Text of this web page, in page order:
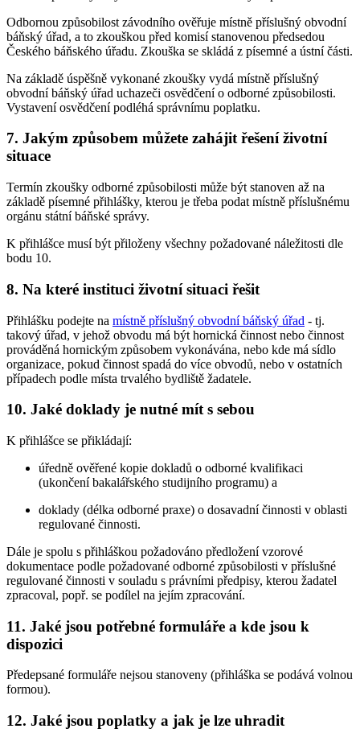
Odbornou způsobilost závodního ověřuje místně příslušný obvodní
báňský úřad, a to zkouškou před komisí stanovenou předsedou
Českého báňského úřadu. Zkouška se skládá z písemné a ústní části.
Na základě úspěšně vykonané zkoušky vydá místně příslušný
obvodní báňský úřad uchazeči osvědčení o odborné způsobilosti.
Vystavení osvědčení podléhá správnímu poplatku.
7. Jakým způsobem můžete zahájit řešení životní
situace
Termín zkoušky odborné způsobilosti může být stanoven až na
základě písemné přihlášky, kterou je třeba podat místně příslušnému
orgánu státní báňské správy.
K přihlášce musí být přiloženy všechny požadované náležitosti dle
bodu 10.
8. Na které instituci životní situaci řešit
Přihlášku podejte na místně příslušný obvodní báňský úřad - tj.
takový úřad, v jehož obvodu má být hornická činnost nebo činnost
prováděná hornickým způsobem vykonávána, nebo kde má sídlo
organizace, pokud činnost spadá do více obvodů, nebo v ostatních
případech podle místa trvalého bydliště žadatele.
10. Jaké doklady je nutné mít s sebou
K přihlášce se přikládají:
úředně ověřené kopie dokladů o odborné kvalifikaci
(ukončení bakalářského studijního programu) a
doklady (délka odborné praxe) o dosavadní činnosti v oblasti
regulované činnosti.
Dále je spolu s přihláškou požadováno předložení vzorové
dokumentace podle požadované odborné způsobilosti v příslušné
regulované činnosti v souladu s právními předpisy, kterou žadatel
zpracoval, popř. se podílel na jejím zpracování.
11. Jaké jsou potřebné formuláře a kde jsou k
dispozici
Předepsané formuláře nejsou stanoveny (přihláška se podává volnou
formou).
12. Jaké jsou poplatky a jak je lze uhradit